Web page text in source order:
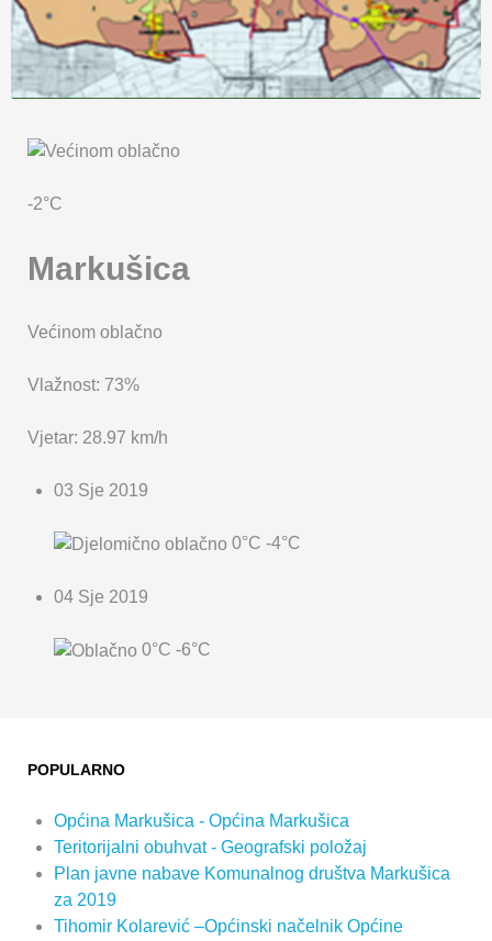
-2°C
Markušica
Većinom oblačno
Vlažnost: 73%
Vjetar: 28.97 km/h
03 Sje 2019
0°C -4°C
04 Sje 2019
0°C -6°C
POPULARNO
Općina Markušica - Općina Markušica
Teritorijalni obuhvat - Geografski položaj
Plan javne nabave Komunalnog društva Markušica
za 2019
Tihomir Kolarević –Općinski načelnik Općine